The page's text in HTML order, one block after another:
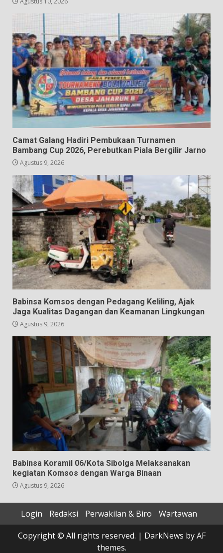
Camat Galang Hadiri Pembukaan Turnamen
Bambang Cup 2026, Perebutkan Piala Bergilir Jarno
Agustus 9, 2026
Babinsa Komsos dengan Pedagang Keliling, Ajak
Jaga Kualitas Dagangan dan Keamanan Lingkungan
Agustus 9, 2026
Babinsa Koramil 06/Kota Sibolga Melaksanakan
kegiatan Komsos dengan Warga Binaan
Agustus 9, 2026
Login Redaksi Perwakilan & Biro
Wartawan
Copyright © All rights reserved. | DarkNews by AF
themes.